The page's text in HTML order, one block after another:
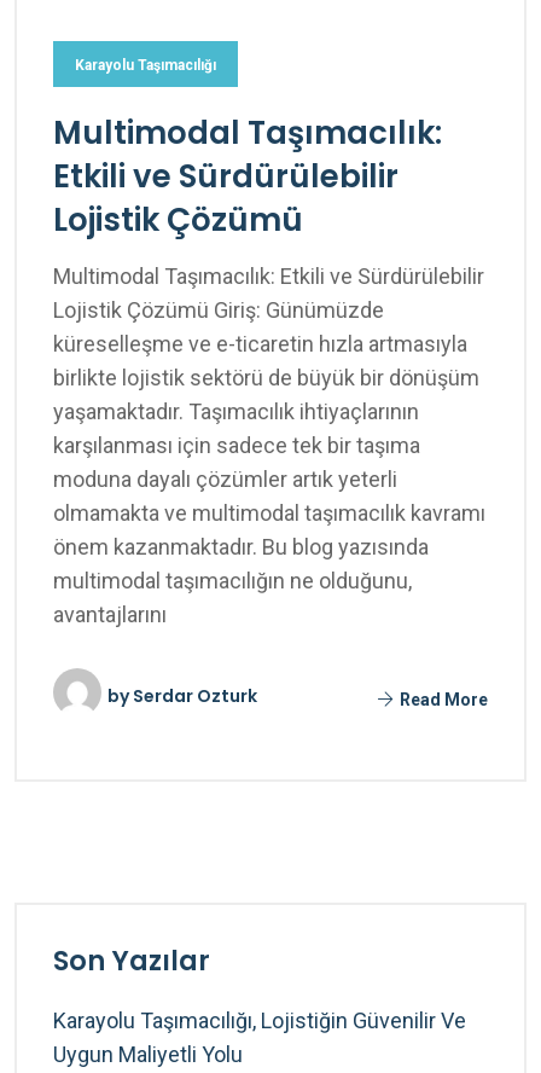
Karayolu Taşımacılığı
Multimodal Taşımacılık:
Etkili ve Sürdürülebilir
Lojistik Çözümü
Multimodal Taşımacılık: Etkili ve Sürdürülebilir
Lojistik Çözümü Giriş: Günümüzde
küreselleşme ve e-ticaretin hızla artmasıyla
birlikte lojistik sektörü de büyük bir dönüşüm
yaşamaktadır. Taşımacılık ihtiyaçlarının
karşılanması için sadece tek bir taşıma
moduna dayalı çözümler artık yeterli
olmamakta ve multimodal taşımacılık kavramı
önem kazanmaktadır. Bu blog yazısında
multimodal taşımacılığın ne olduğunu,
avantajlarını
bySerdar Ozturk Read More
Son Yazılar
Karayolu Taşımacılığı, Lojistiğin Güvenilir Ve
Uygun Maliyetli Yolu